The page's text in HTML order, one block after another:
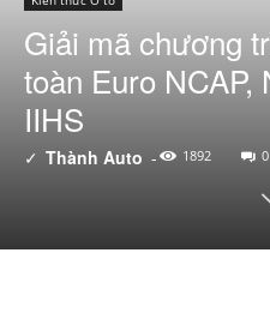
Giải mã chương
toàn Euro NCAP,
IIHS
✓ Thành Auto - 1892 0